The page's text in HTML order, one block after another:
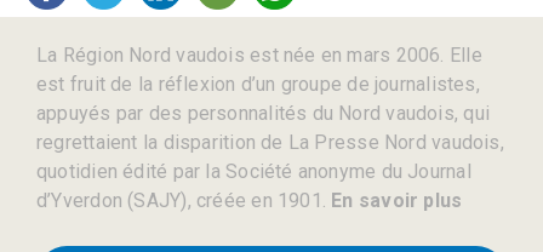
La Région Nord vaudois est née en mars 2006. Elle
est fruit de la réflexion d’un groupe de journalistes,
appuyés par des personnalités du Nord vaudois, qui
regrettaient la disparition de La Presse Nord vaudois,
quotidien édité par la Société anonyme du Journal
d’Yverdon (SAJY), créée en 1901. En savoir plus